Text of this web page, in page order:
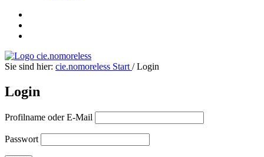
Sie sind hier: cie.nomoreless Start /Login
Login
Profilname oder E-Mail
Passwort